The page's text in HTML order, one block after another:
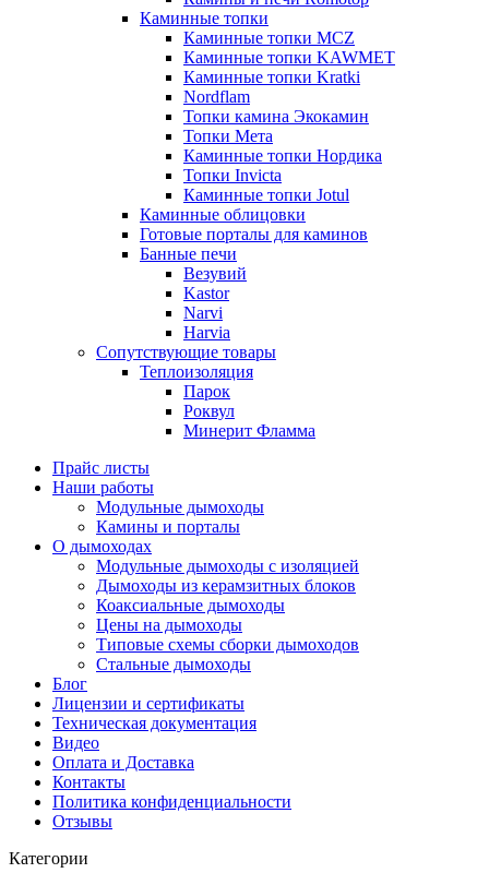
Каминные топки
Каминные топки MCZ
Каминные топки KAWMET
Каминные топки Kratki
Nordflam
Топки камина Экокамин
Топки Мета
Каминные топки Нордика
Топки Invicta
Каминные топки Jotul
Каминные облицовки
Готовые порталы для каминов
Банные печи
Везувий
Kastor
Narvi
Harvia
Сопутствующие товары
Теплоизоляция
Парок
Роквул
Минерит Фламма
Прайс листы
Наши работы
Модульные дымоходы
Камины и порталы
О дымоходах
Модульные дымоходы с изоляцией
Дымоходы из керамзитных блоков
Коаксиальные дымоходы
Цены на дымоходы
Типовые схемы сборки дымоходов
Стальные дымоходы
Блог
Лицензии и сертификаты
Техническая документация
Видео
Оплата и Доставка
Контакты
Политика конфиденциальности
Отзывы
Категории